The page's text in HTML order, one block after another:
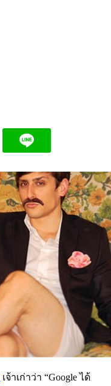
เจ้าเก่าว่า “Google ได้